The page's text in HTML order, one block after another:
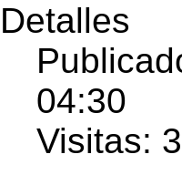
Detalles
04:30
Visitas: